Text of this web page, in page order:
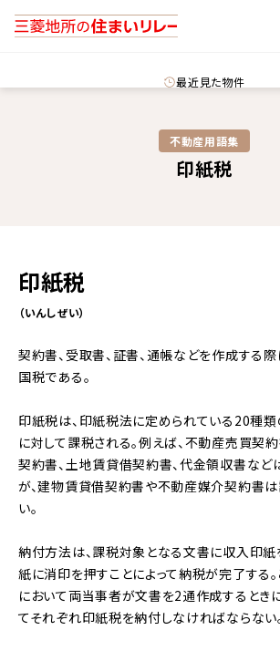
最近見た物件
不動産用語集​
印紙税
印紙税
（いんしぜい）
契約書、受取書、証書、通帳などを作成する
国税である。
印紙税は、印紙税法に定められている20種類
に対して課税される。例えば、不動産売買契
契約書、土地賃貸借契約書、代金領収書など
が、建物賃貸借契約書や不動産媒介契約書
い。
納付方法は、課税対象となる文書に収入印紙
紙に消印を押すことによって納税が完了する。
において両当事者が文書を2通作成するとき
てそれぞれ印紙税を納付しなければならない